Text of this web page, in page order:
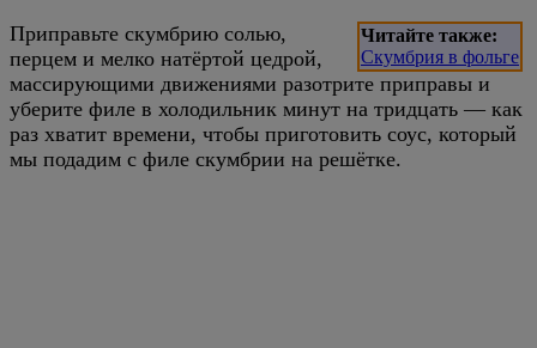
Читайте также:
Скумбрия в фольге
Приправьте скумбрию солью,
перцем и мелко натёртой цедрой,
массирующими движениями разотрите приправы и
уберите филе в холодильник минут на тридцать — как
раз хватит времени, чтобы приготовить соус, который
мы подадим с филе скумбрии на решётке.